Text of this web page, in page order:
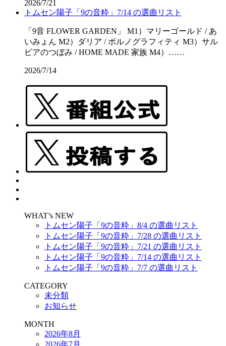
2026/7/21
トムセン陽子「9の音粋」7/14 の選曲リスト
「9音 FLOWER GARDEN」 M1）マリーゴールド / あ
いみょん M2）ダリア / ポルノグラフィティ M3）サル
ビアのつぼみ / HOME MADE 家族 M4）……
2026/7/14
WHAT’s NEW
トムセン陽子「9の音粋」8/4 の選曲リスト
トムセン陽子「9の音粋」7/28 の選曲リスト
トムセン陽子「9の音粋」7/21 の選曲リスト
トムセン陽子「9の音粋」7/14 の選曲リスト
トムセン陽子「9の音粋」7/7 の選曲リスト
CATEGORY
未分類
お知らせ
MONTH
2026年8月